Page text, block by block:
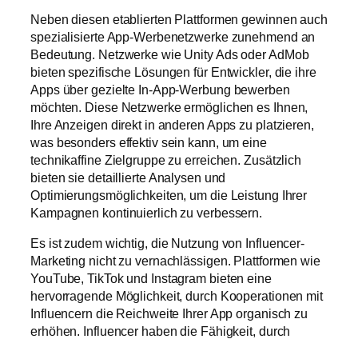
Neben diesen etablierten Plattformen gewinnen auch
spezialisierte App-Werbenetzwerke zunehmend an
Bedeutung. Netzwerke wie Unity Ads oder AdMob
bieten spezifische Lösungen für Entwickler, die ihre
Apps über gezielte In-App-Werbung bewerben
möchten. Diese Netzwerke ermöglichen es Ihnen,
Ihre Anzeigen direkt in anderen Apps zu platzieren,
was besonders effektiv sein kann, um eine
technikaffine Zielgruppe zu erreichen. Zusätzlich
bieten sie detaillierte Analysen und
Optimierungsmöglichkeiten, um die Leistung Ihrer
Kampagnen kontinuierlich zu verbessern.
Es ist zudem wichtig, die Nutzung von Influencer-
Marketing nicht zu vernachlässigen. Plattformen wie
YouTube, TikTok und Instagram bieten eine
hervorragende Möglichkeit, durch Kooperationen mit
Influencern die Reichweite Ihrer App organisch zu
erhöhen. Influencer haben die Fähigkeit, durch